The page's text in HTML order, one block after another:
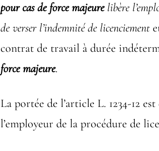
pour cas de force majeure libère
de verser l’indemnité de licenciement
contrat de travail à durée
force majeure.
La portée de l’article L. 1234-12
l’employeur de la procédure de